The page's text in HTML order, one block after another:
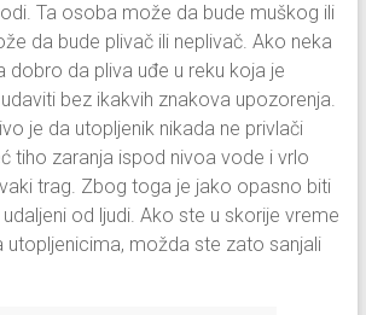
Ta osoba može da bude muškog ili
da bude plivač ili neplivač. Ako neka
dobro da pliva uđe u reku koja je
bez ikakvih znakova upozorenja.
je da utopljenik nikada ne privlači
tiho zaranja ispod nivoa vode i vrlo
trag. Zbog toga je jako opasno biti
od ljudi. Ako ste u skorije vreme
utopljenicima, možda ste zato sanjali